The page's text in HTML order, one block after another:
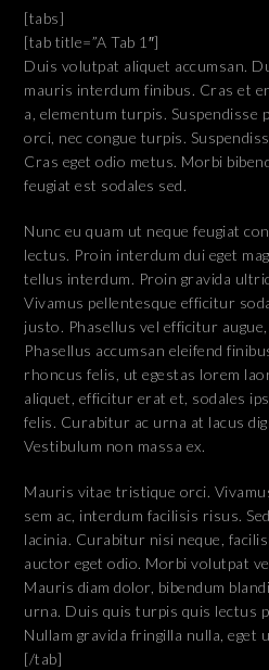
[tabs]
[tab title=”A Tab 1″]
Duis volutpat aliquet accumsan.
mauris interdum finibus. Cras et
a, elementum turpis. Suspendisse
orci, nec congue turpis.
Cras eget odio metus. Morbi
feugiat est sodales sed.
Nunc eu quam ut neque feugiat
lectus. Proin interdum dui eget
tellus interdum. Proin gravida
Vivamus pellentesque efficitur
justo. Phasellus vel efficitur
Phasellus accumsan eleifend
rhoncus felis, ut egestas lorem
aliquet, efficitur erat et, sodales
felis. Curabitur ac urna at lacus
Vestibulum non massa ex.
Mauris vitae tristique orci.
sem ac, interdum facilisis risus.
lacinia. Curabitur nisi neque,
auctor eget odio. Morbi volutpat
Mauris diam dolor, bibendum
urna. Duis quis turpis quis lectus
Nullam gravida fringilla nulla, eget
[/tab]